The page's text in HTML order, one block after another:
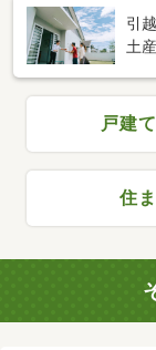
引
土
戸建
住